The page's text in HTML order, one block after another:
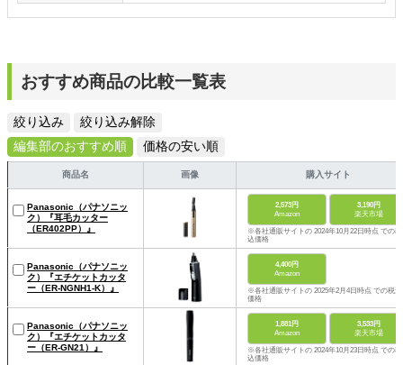
おすすめ商品の比較一覧表
絞り込み
絞り込み解除
編集部のおすすめ順
価格の安い順
商品名 画像 購入サイト
Panasonic（パナソニッ
ク）『耳毛カッター
（ER402PP）』
2,573円
Amazon
3,190円
楽天市場
※各社通販サイトの 2024年10月22日時点 での税
込価格
Panasonic（パナソニッ
ク）『エチケットカッタ
ー（ER-NGNH1-K）』
4,400円
Amazon
※各社通販サイトの 2025年2月4日時点 での税込
価格
Panasonic（パナソニッ
ク）『エチケットカッタ
ー（ER-GN21）』
1,881円
Amazon
3,533円
楽天市場
※各社通販サイトの 2024年10月23日時点 での税
込価格